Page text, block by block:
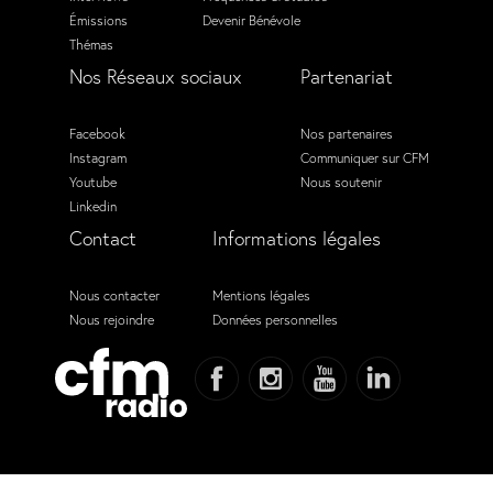
Émissions
Thémas
Devenir Bénévole
Nos Réseaux sociaux
Facebook
Instagram
Youtube
Linkedin
Partenariat
Nos partenaires
Communiquer sur CFM
Nous soutenir
Contact
Nous contacter
Nous rejoindre
Informations légales
Mentions légales
Données personnelles